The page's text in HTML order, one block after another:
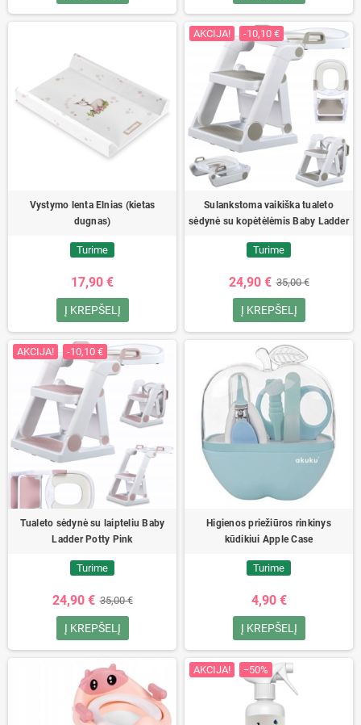
Vystymo lenta Elnias (kietas
dugnas)
Turime
17,90 €
Į KREPŠELĮ
AKCIJA! -10,10 €
Sulankstoma vaikiška tualeto
sėdynė su kopėtėlėmis Baby Ladder
Turime
24,90 € 35,00 €
Į KREPŠELĮ
AKCIJA! -10,10 €
Tualeto sėdynė su laipteliu Baby
Ladder Potty Pink
Turime
24,90 € 35,00 €
Į KREPŠELĮ
Higienos priežiūros rinkinys
kūdikiui Apple Case
Turime
4,90 €
Į KREPŠELĮ
AKCIJA! −50%